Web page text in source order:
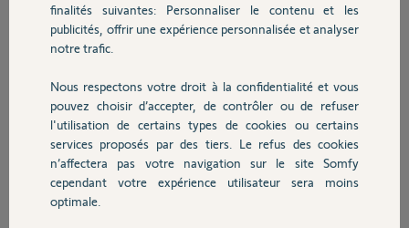
Domotique
Chauffage
Autres produits
loic C.
il y a environ un mois
Participer au fil de discussion
Réponses
Problème leds, ca arrive.
finalités suivantes: Personnaliser le contenu et les
publicités, offrir une expérience personnalisée et analyser
notre trafic.
Nous respectons votre droit à la confidentialité et vous
pouvez choisir d’accepter, de contrôler ou de refuser
l'utilisation de certains types de cookies ou certains
services proposés par des tiers. Le refus des cookies
n’affectera pas votre navigation sur le site Somfy
cependant votre expérience utilisateur sera moins
optimale.